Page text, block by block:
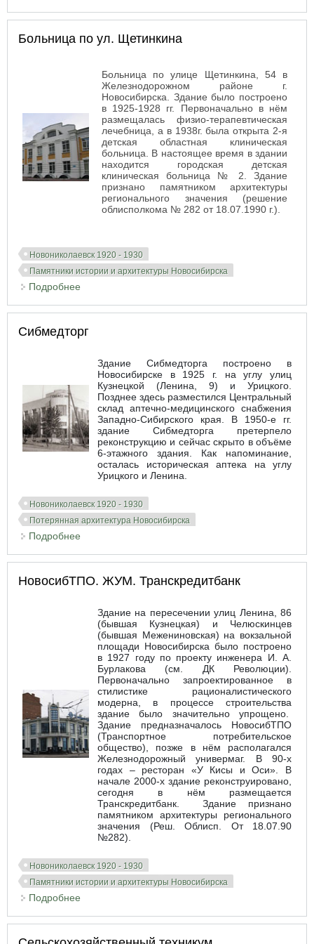
Больница по ул. Щетинкина
Больница по улице Щетинкина, 54 в
Железнодорожном районе г.
Новосибирска. Здание было построено
в 1925-1928 гг. Первоначально в нём
размещалась физио-терапевтическая
лечебница, а в 1938г. была открыта 2-я
детская областная клиническая
больница. В настоящее время в здании
находится городская детская
клиническая больница № 2. Здание
признано памятником архитектуры
регионального значения (решение
облисполкома № 282 от 18.07.1990 г.).
Новониколаевск 1920 - 1930
Памятники истории и архитектуры Новосибирска
Подробнее
Сибмедторг
Здание Сибмедторга построено в
Новосибирске в 1925 г. на углу улиц
Кузнецкой (Ленина, 9) и Урицкого.
Позднее здесь разместился Центральный
склад аптечно-медицинского снабжения
Западно-Сибирского края. В 1950-е гг.
здание Сибмедторга претерпело
реконструкцию и сейчас скрыто в объёме
6-этажного здания. Как напоминание,
осталась историческая аптека на углу
Урицкого и Ленина.
Новониколаевск 1920 - 1930
Потерянная архитектура Новосибирска
Подробнее
НовосибТПО. ЖУМ. Транскредитбанк
Здание на пересечении улиц Ленина, 86
(бывшая Кузнецкая) и Челюскинцев
(бывшая Межениновская) на вокзальной
площади Новосибирска было построено
в 1927 году по проекту инженера И. А.
Бурлакова (см. ДК Революции).
Первоначально запроектированное в
стилистике рационалистического
модерна, в процессе строительства
здание было значительно упрощено.
Здание предназначалось НовосибТПО
(Транспортное потребительское
общество), позже в нём располагался
Железнодорожный универмаг. В 90-х
годах – ресторан «У Кисы и Оси». В
начале 2000-х здание реконструировано,
сегодня в нём размещается
Транскредитбанк. Здание признано
памятником архитектуры регионального
значения (Реш. Облисп. От 18.07.90
№282).
Новониколаевск 1920 - 1930
Памятники истории и архитектуры Новосибирска
Подробнее